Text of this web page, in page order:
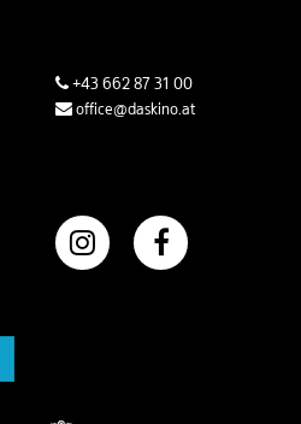
+43 662 87 31 00
office@daskino.at